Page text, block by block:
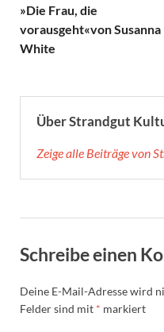
»Die Frau, die
vorausgeht«von Susanna
White
Über Strandgut
Zeige alle Beiträge von
Schreibe einen
Deine E-Mail-Adresse wird
Felder sind mit * markiert